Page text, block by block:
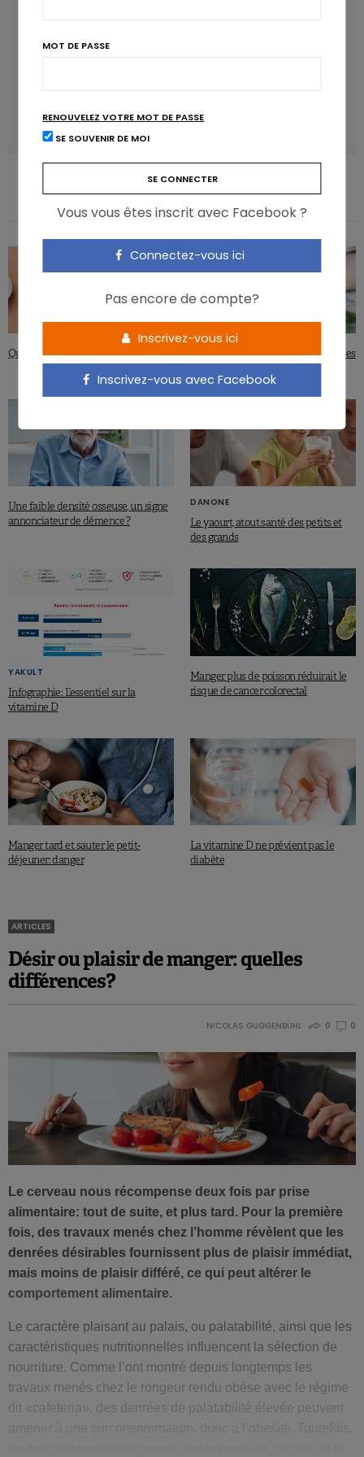
Que retenir à propos du Zinc?
Vitamine D et végétalisation : quelles
solutions ?
Une faible densité osseuse, un signe
annonciateur de démence ?
DANONE
Le yaourt, atout santé des petits et
des grands
YAKULT
Infographie: L’essentiel sur la
vitamine D
Manger plus de poisson réduirait le
risque de cancer colorectal
Manger tard et sauter le petit-
déjeuner: danger
La vitamine D ne prévient pas le
diabète
ARTICLES
Désir ou plaisir de manger: quelles
différences?
NICOLAS GUGGENBÜHL 0 0
Le cerveau nous récompense deux fois par prise
alimentaire: tout de suite, et plus tard. Pour la première
fois, des travaux menés chez l’homme révèlent que les
denrées désirables fournissent plus de plaisir immédiat,
mais moins de plaisir différé, ce qui peut altérer le
comportement alimentaire.
Le caractère plaisant au palais, ou palatabilité, ainsi que les
caractéristiques nutritionnelles influencent la sélection de
nourriture. Comme l’ont montré depuis longtemps les
travaux menés chez le rongeur rendu obèse avec le régime
dit «cafeteria», des denrées de palatabilité élevée peuvent
MOT DE PASSE
RENOUVELEZ VOTRE MOT DE PASSE
SE SOUVENIR DE MOI
Vous vous êtes inscrit avec Facebook ?
Connectez-vous ici
Pas encore de compte?
Inscrivez-vous ici
Inscrivez-vous avec Facebook